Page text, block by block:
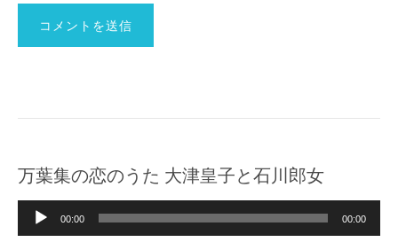
万葉集の恋のうた 大津皇子と石川郎女
声
00:00 00:00